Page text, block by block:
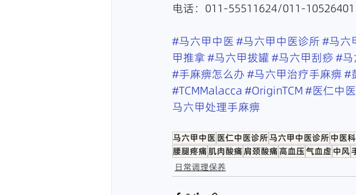
电话：011-55511624/011-10526401
#马六甲中医 #马六甲中医诊所 #马六
甲推拿 #马六甲拔罐 #马六甲刮痧 #马
#手麻痹怎么办 #马六甲治疗手麻痹 #
#TCMMalacca #OriginTCM #医仁中医
马六甲处理手麻痹
马六甲中医 医仁中医诊所马六甲中医诊所中医
腰腿疼痛肌肉酸痛肩颈酸痛高血压气血虚 中风
日常调理保养